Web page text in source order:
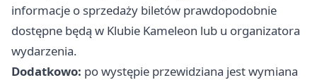
informacje o sprzedaży biletów prawdopodobnie
dostępne będą w Klubie Kameleon lub u organizatora
wydarzenia.
Dodatkowo: po występie przewidziana jest wymiana